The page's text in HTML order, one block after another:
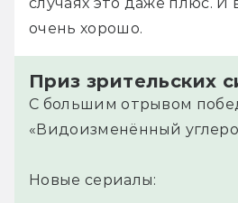
очень хорошо.
Приз зрительских
С большим отрывом
«Видоизменённый
Новые сериалы: